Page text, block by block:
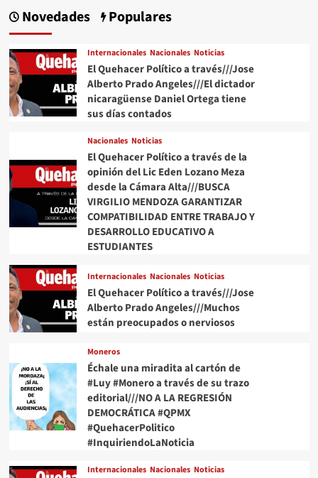
entradas
Novedades Populares
Internacionales Nacionales Noticias
El Quehacer Político a través///Jose
Alberto Prado Angeles///El dictador
nicaragüense Daniel Ortega tiene
sus días contados
Nacionales Noticias
El Quehacer Político a través de la
opinión del Lic Eden Lozano Meza
desde la Cámara Alta///BUSCA
VIRGILIO MENDOZA GARANTIZAR
COMPATIBILIDAD ENTRE TRABAJO Y
DESARROLLO EDUCATIVO A
ESTUDIANTES
Internacionales Nacionales Noticias
El Quehacer Político a través///Jose
Alberto Prado Angeles///Muchos
están preocupados o nerviosos
Moneros
Échale una miradita al cartón de
#Luy #Monero a través de su trazo
editorial///NO A LA REGRESIÓN
DEMOCRÁTICA #QPMX
#QuehacerPolitico
#InquiriendoLaNoticia
Internacionales Nacionales Noticias